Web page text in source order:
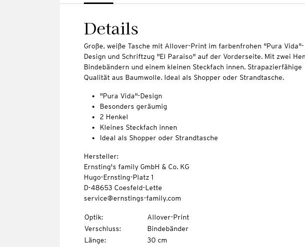
Details
Große, weiße Tasche mit Allover-Print im farbenfrohen "Pura Vida"-
Design und Schriftzug "El Paraiso" auf der Vorderseite. Mit zwei
Bindebändern und einem kleinen Steckfach innen. Strapazierfähige
Qualität aus Baumwolle. Ideal als Shopper oder Strandtasche.
"Pura Vida"-Design
Besonders geräumig
2 Henkel
Kleines Steckfach innen
Ideal als Shopper oder Strandtasche
Hersteller:
Ernsting's family GmbH & Co. KG
Hugo-Ernsting-Platz 1
D-48653 Coesfeld-Lette
service@ernstings-family.com
Optik:
Allover-Print
Verschluss:
Bindebänder
Länge:
30 cm